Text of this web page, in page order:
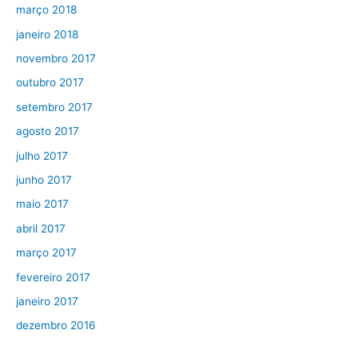
março 2018
janeiro 2018
novembro 2017
outubro 2017
setembro 2017
agosto 2017
julho 2017
junho 2017
maio 2017
abril 2017
março 2017
fevereiro 2017
janeiro 2017
dezembro 2016